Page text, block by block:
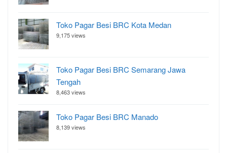
Toko Pagar Besi BRC Kota Medan
9,175 views
Toko Pagar Besi BRC Semarang Jawa
Tengah
8,463 views
Toko Pagar Besi BRC Manado
8,139 views